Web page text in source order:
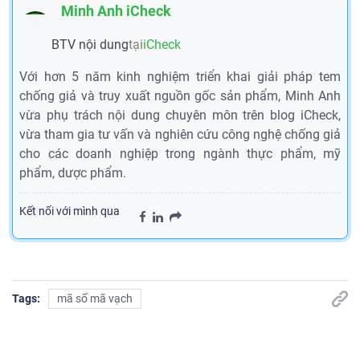
Minh Anh iCheck
BTV nội dungtạiiCheck
Với hơn 5 năm kinh nghiệm triển khai giải pháp tem
chống giả và truy xuất nguồn gốc sản phẩm, Minh Anh
vừa phụ trách nội dung chuyên môn trên blog iCheck,
vừa tham gia tư vấn và nghiên cứu công nghệ chống giả
cho các doanh nghiệp trong ngành thực phẩm, mỹ
phẩm, dược phẩm.
Kết nối với mình qua
Tags: mã số mã vạch